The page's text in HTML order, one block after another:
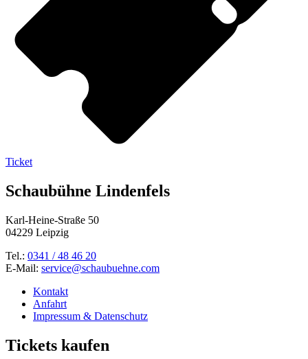
Ticket
Schaubühne Lindenfels
Karl-Heine-Straße 50
04229 Leipzig
Tel.: 0341 / 48 46 20
E-Mail: service@schaubuehne.com
Kontakt
Anfahrt
Impressum & Datenschutz
Tickets kaufen